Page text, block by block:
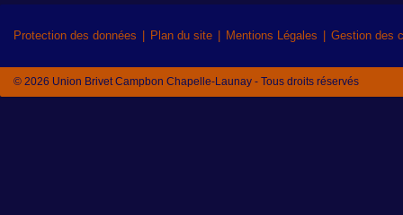
Protection des données Plan du site Mentions Légales Gestion des
© 2026 Union Brivet Campbon Chapelle-Launay - Tous droits réservés